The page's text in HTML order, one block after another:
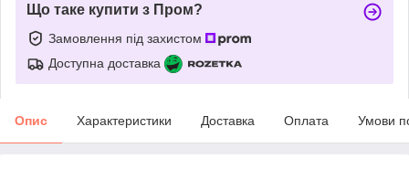
Що таке купити з Пром?
Замовлення під захистом
Доступна доставка
Опис Характеристики Доставка Оплата Умови